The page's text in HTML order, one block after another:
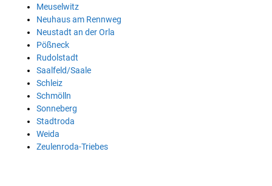
Meuselwitz
Neuhaus am Rennweg
Neustadt an der Orla
Pößneck
Rudolstadt
Saalfeld/Saale
Schleiz
Schmölln
Sonneberg
Stadtroda
Weida
Zeulenroda-Triebes